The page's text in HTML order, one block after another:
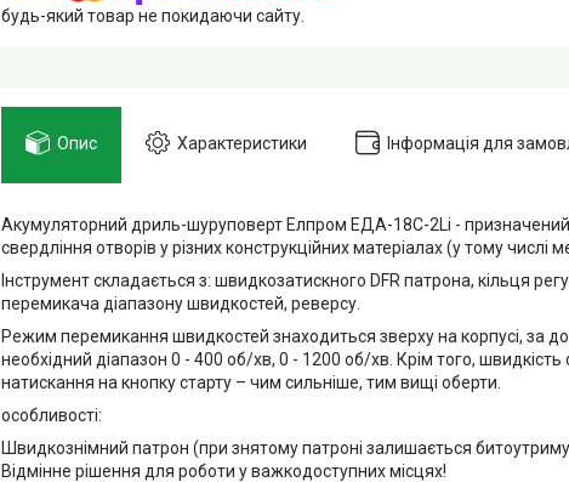
будь-який товар не покидаючи сайту.
Опис Характеристики Інформація для
Акумуляторний дриль-шуруповерт Елпром ЕДА-18C-2Li - призначений
свердління отворів у різних конструкційних матеріалах (у тому числі
Інструмент складається з: швидкозатискного DFR патрона, кільця
перемикача діапазону швидкостей, реверсу.
Режим перемикання швидкостей знаходиться зверху на корпусі, за
необхідний діапазон 0 - 400 об/хв, 0 - 1200 об/хв. Крім того,
натискання на кнопку старту – чим сильніше, тим вищі оберти.
особливості:
Швидкознімний патрон (при знятому патроні залишається
Відмінне рішення для роботи у важкодоступних місцях!